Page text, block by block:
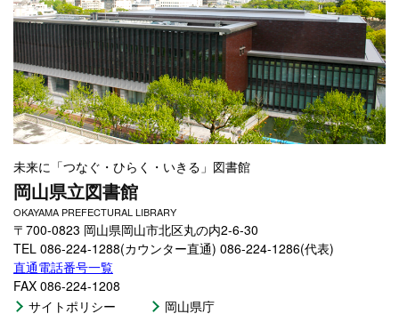
未来に「つなぐ・ひらく・いきる」図書館
岡山県立図書館
OKAYAMA PREFECTURAL LIBRARY
〒700-0823 岡山県岡山市北区丸の内2-6-30
TEL 086-224-1288(カウンター直通) 086-224-1286(代表)
直通電話番号一覧
FAX 086-224-1208
サイトポリシー
岡山県庁